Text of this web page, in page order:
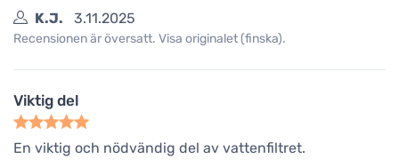
K.J.
3.11.2025
Recensionen är översatt. Visa originalet (finska).
Viktig del
En viktig och nödvändig del av vattenfiltret.